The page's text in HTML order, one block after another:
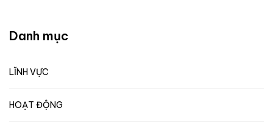
Danh mục
LĨNH VỰC
HOẠT ĐỘNG